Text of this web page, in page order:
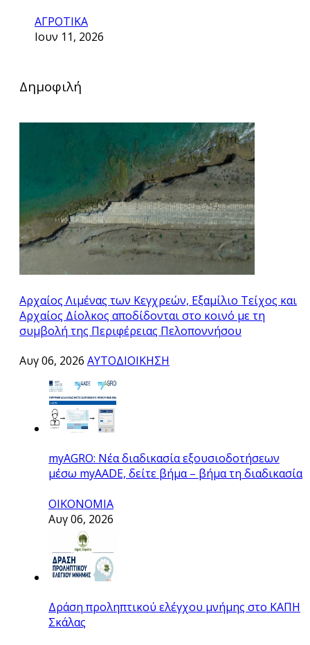
ΑΓΡΟΤΙΚΑ
Ιουν 11, 2026
Δημοφιλή
Αρχαίος Λιμένας των Κεγχρεών, Εξαμίλιο Τείχος και
Aρχαίος Δίολκος αποδίδονται στο κοινό με τη
συμβολή της Περιφέρειας Πελοποννήσου
Αυγ 06, 2026 ΑΥΤΟΔΙΟΙΚΗΣΗ
myAGRO: Νέα διαδικασία εξουσιοδοτήσεων
μέσω myAADE, δείτε βήμα – βήμα τη διαδικασία
ΟΙΚΟΝΟΜΙΑ
Αυγ 06, 2026
Δράση προληπτικού ελέγχου μνήμης στο ΚΑΠΗ
Σκάλας